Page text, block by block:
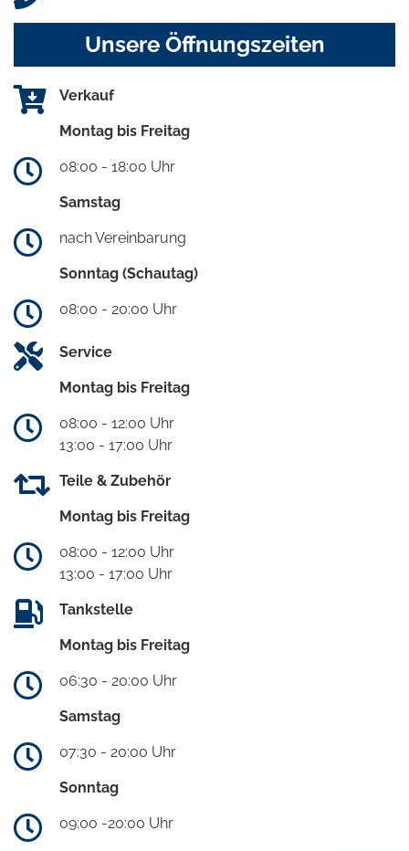
Unsere Öffnungszeiten
Verkauf
Montag bis Freitag
08:00 - 18:00 Uhr
Samstag
nach Vereinbarung
Sonntag (Schautag)
08:00 - 20:00 Uhr
Service
Montag bis Freitag
08:00 - 12:00 Uhr
13:00 - 17:00 Uhr
Teile & Zubehör
Montag bis Freitag
08:00 - 12:00 Uhr
13:00 - 17:00 Uhr
Tankstelle
Montag bis Freitag
06:30 - 20:00 Uhr
Samstag
07:30 - 20:00 Uhr
Sonntag
09:00 -20:00 Uhr